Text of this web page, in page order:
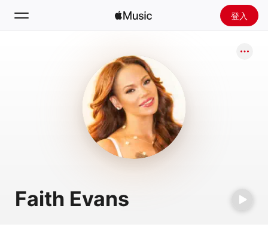
登入
安裝 Apple Music
Faith Evans